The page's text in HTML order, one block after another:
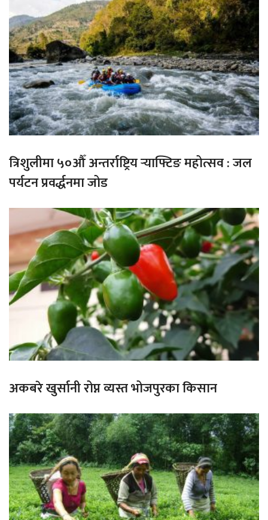
त्रिशुलीमा ५०औँ अन्तर्राष्ट्रिय र्‍याफ्टिङ महोत्सव : जल
पर्यटन प्रवर्द्धनमा जोड
अकबरे खुर्सानी रोप्न व्यस्त भोजपुरका किसान